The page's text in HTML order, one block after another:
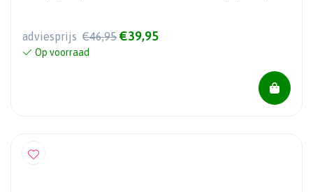
adviesprijs €46,95 €39,95
Op voorraad